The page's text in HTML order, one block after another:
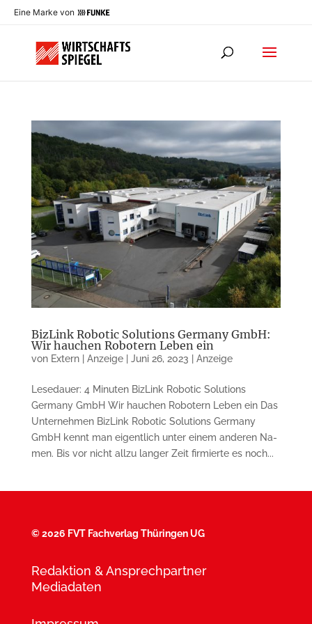
Eine Marke von
BizLink Robotic Solutions Germany GmbH:
Wir hauchen Robotern Leben ein
von Extern | Anzeige| Juni 26, 2023 Anzeige
Lesedauer: 4 Minuten BizLink Robotic Solutions
Germany GmbH Wir hauchen Robotern Le­ben ein Das
Unternehmen BizLink Robotic So­lutions Germany
GmbH kennt man eigentlich unter einem anderen Na­
men. Bis vor nicht all­zu langer Zeit fir­mierte es noch...
©2026 FVT Fachverlag Thüringen UG
Redaktion & Ansprechpartner
Mediadaten